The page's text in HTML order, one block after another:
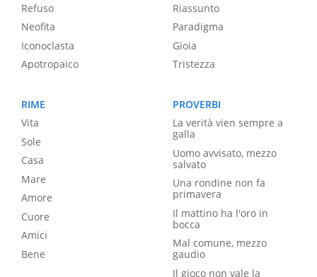
Refuso
Neofita
Iconoclasta
Apotropaico
Riassunto
Paradigma
Gioia
Tristezza
RIME
Vita
Sole
Casa
Mare
Amore
Cuore
Amici
Bene
PROVERBI
La verità vien sempre a
galla
Uomo avvisato, mezzo
salvato
Una rondine non fa
primavera
Il mattino ha l'oro in
bocca
Mal comune, mezzo
gaudio
Il gioco non vale la